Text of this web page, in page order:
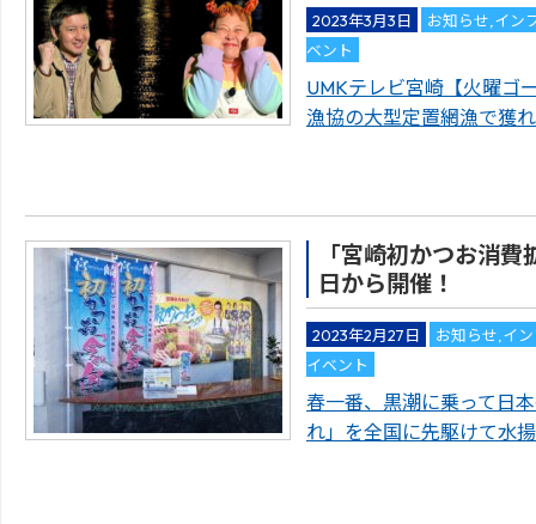
2023年3月3日 お知らせ イン
ベント
UMKテレビ宮崎【火曜ゴ
漁協の大型定置網漁で獲
「宮崎初かつお消
日から開催！
2023年2月27日 お知らせ イ
イベント
春一番、黒潮に乗って日
れ」を全国に先駆けて水